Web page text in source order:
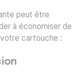
peut être
à économiser de
cartouche :